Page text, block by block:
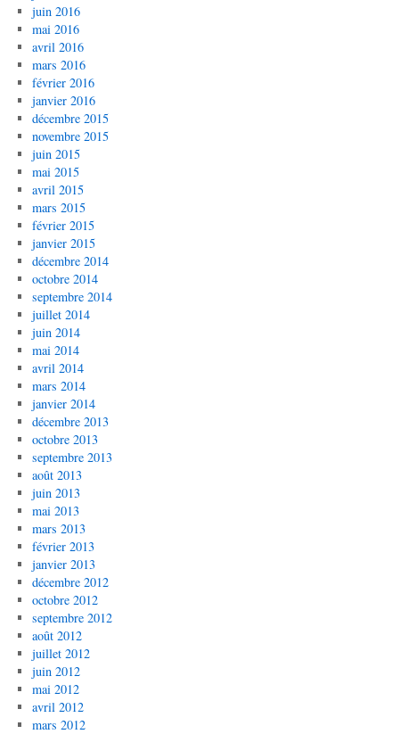
juin 2016
mai 2016
avril 2016
mars 2016
février 2016
janvier 2016
décembre 2015
novembre 2015
juin 2015
mai 2015
avril 2015
mars 2015
février 2015
janvier 2015
décembre 2014
octobre 2014
septembre 2014
juillet 2014
juin 2014
mai 2014
avril 2014
mars 2014
janvier 2014
décembre 2013
octobre 2013
septembre 2013
août 2013
juin 2013
mai 2013
mars 2013
février 2013
janvier 2013
décembre 2012
octobre 2012
septembre 2012
août 2012
juillet 2012
juin 2012
mai 2012
avril 2012
mars 2012